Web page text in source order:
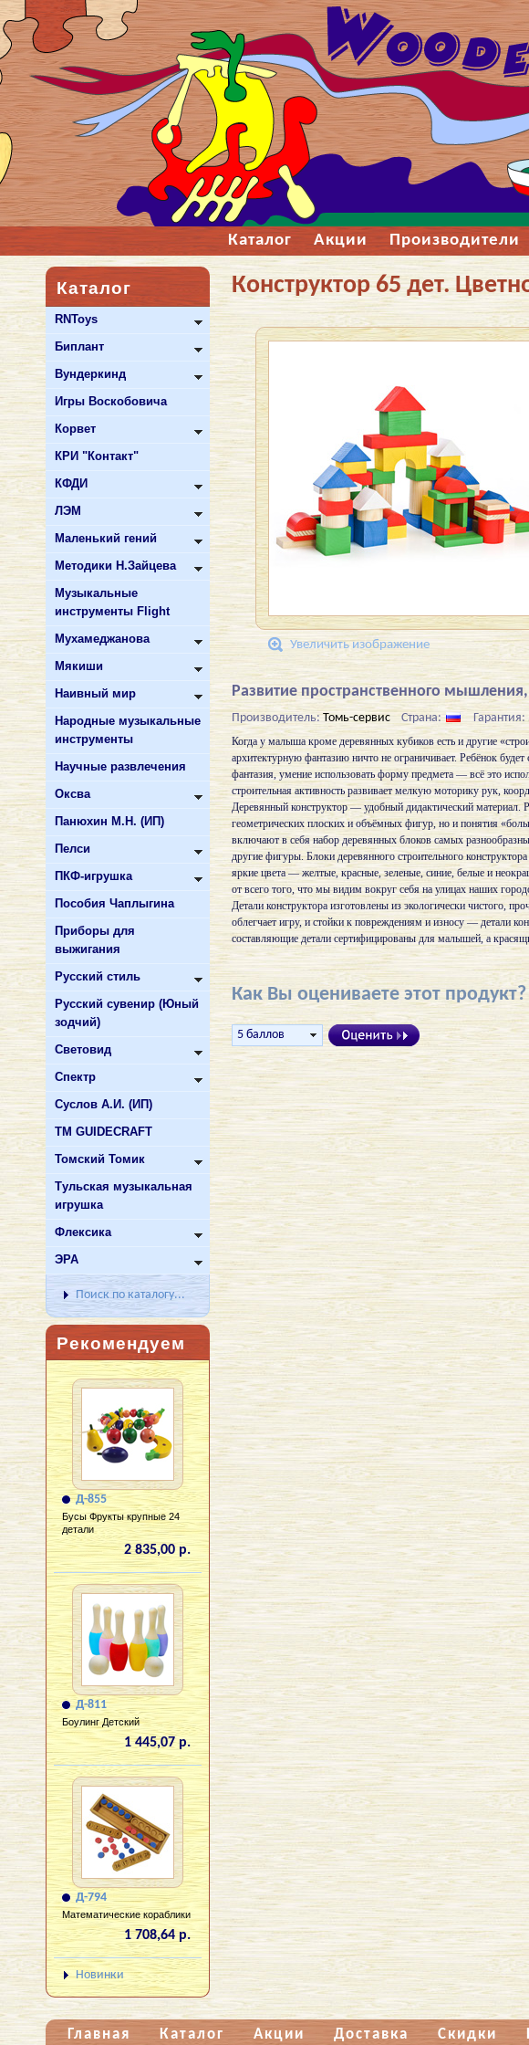
Каталог Акции Производители
Каталог
RNToys
Биплант
Вундеркинд
Игры Воскобовича
Корвет
КРИ "Контакт"
КФДИ
ЛЭМ
Маленький гений
Методики Н.Зайцева
Музыкальные
инструменты Flight
Мухамеджанова
Мякиши
Наивный мир
Народные музыкальные
инструменты
Научные развлечения
Оксва
Панюхин М.Н. (ИП)
Пелси
ПКФ-игрушка
Пособия Чаплыгина
Приборы для
выжигания
Русский стиль
Русский сувенир (Юный
зодчий)
Световид
Спектр
Суслов А.И. (ИП)
ТМ GUIDECRAFT
Томский Томик
Тульская музыкальная
игрушка
Флексика
ЭРА
Поиск по каталогу...
Рекомендуем
Д-855
Бусы Фрукты крупные 24
детали
2 835,00 р.
Д-811
Боулинг Детский
1 445,07 р.
Д-794
Математические кораблики
1 708,64 р.
Новинки
Конструктор 65 дет.
Увеличить изображение
Развитие пространственного
Производитель:Томь-сервис Страна: Гарантия:
Когда у малыша кроме деревянных кубиков есть и другие
архитектурную фантазию ничто не ограничивает. Ребёнок
фантазия, умение использовать форму предмета — всё это
строительная активность развивает мелкую моторику рук,
Деревянный конструктор — удобный дидактический материал.
геометрических плоских и объёмных фигур, но и понятия
включают в себя набор деревянных блоков самых
другие фигуры. Блоки деревянного строительного
яркие цвета — желтые, красные, зеленые, синие, белые и
от всего того, что мы видим вокруг себя на улицах наших
Детали конструктора изготовлены из экологически чистого,
облегчает игру, и стойки к повреждениям и износу — детали
составляющие детали сертифицированы для малышей, а
Как Вы оцениваете этот продукт?
Главная Каталог Акции Доставка Скидки